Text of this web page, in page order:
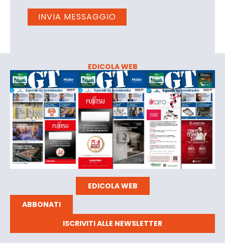
EDICOLA WEB
EDICOLA WEB
ABBONATI
ISCRIVITI ALLE NEWSLETTER